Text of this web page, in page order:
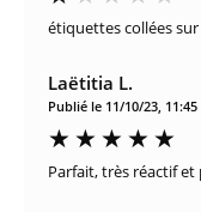
étiquettes collées
Laëtitia L.
Publié le 11/10/23, 11:45
Parfait, très réactif et